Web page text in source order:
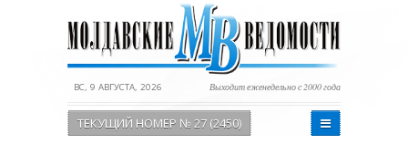
ВС, 9 АВГУСТА, 2026 Выходит еженедельно с 2000 года
ТЕКУЩИЙ НОМЕР № 27 (2450)